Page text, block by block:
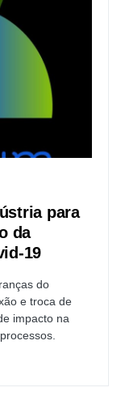
para
da
19
do
e troca de
impacto na